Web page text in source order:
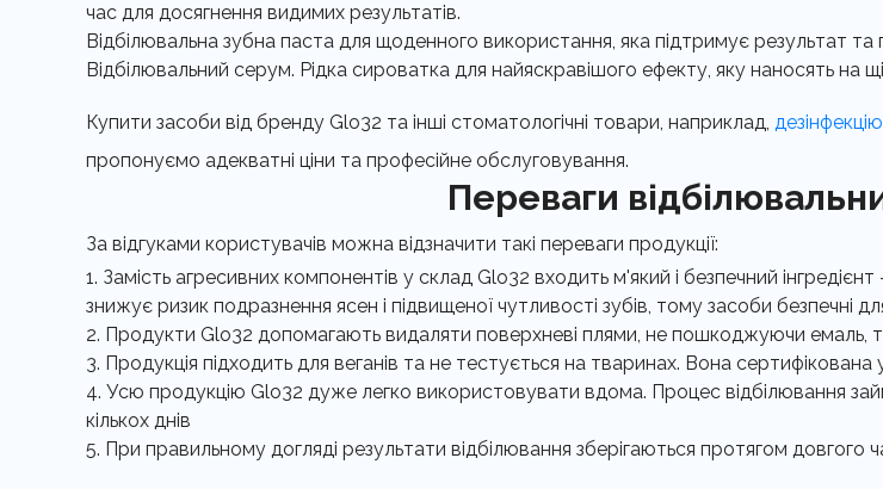
час для досягнення видимих результатів.
Відбілювальна зубна паста для щоденного використання, яка підтримує результат
Відбілювальний серум. Рідка сироватка для найяскравішого ефекту, яку наносять на
Купити засоби від бренду Glo32 та інші стоматологічні товари, наприклад,
пропонуємо адекватні ціни та професійне обслуговування.
Переваги
За відгуками користувачів можна відзначити такі переваги продукції:
Замість агресивних компонентів у склад Glo32 входить м'який і безпечний
знижує ризик подразнення ясен і підвищеної чутливості зубів, тому засоби безпечні
Продукти Glo32 допомагають видаляти поверхневі плями, не пошкоджуючи емаль,
Продукція підходить для веганів та не тестується на тваринах. Вона
Усю продукцію Glo32 дуже легко використовувати вдома. Процес відбілювання
кількох днів
При правильному догляді результати відбілювання зберігаються протягом довгого